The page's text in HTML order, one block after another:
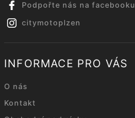
Podpořte nás na facebooku
citymotoplzen
INFORMACE PRO VÁS
O nás
Kontakt